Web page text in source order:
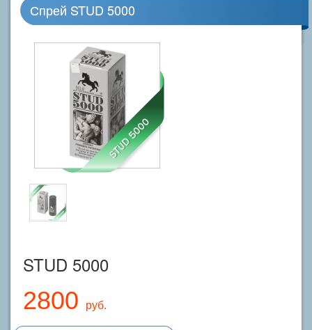
Спрей STUD 5000
STUD 5000
2800 руб.